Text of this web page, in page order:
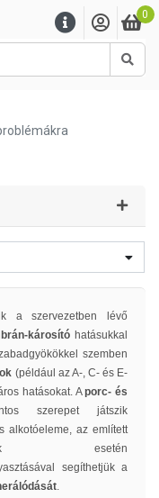
0
a szervezetben lévő
károsító hatásukkal
szemben
(például az A-, C- és E-
hatásokat. Aporc- és
szerepet játszik
alkotóeleme, az említett
esetén
segíthetjük a
.